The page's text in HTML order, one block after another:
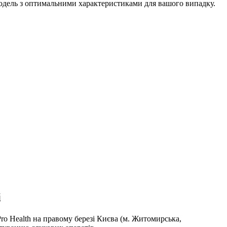
з оптимальними характеристиками для вашого випадку.
Health на правому березі Києва (м. Житомирська,